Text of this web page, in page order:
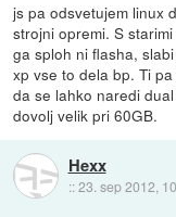
js pa odsvetujem linux
strojni opremi. S
ga sploh ni flasha,
xp vse to dela bp. Ti
da se lahko naredi
dovolj velik pri 60GB.
Hexx
::23. sep 2012,